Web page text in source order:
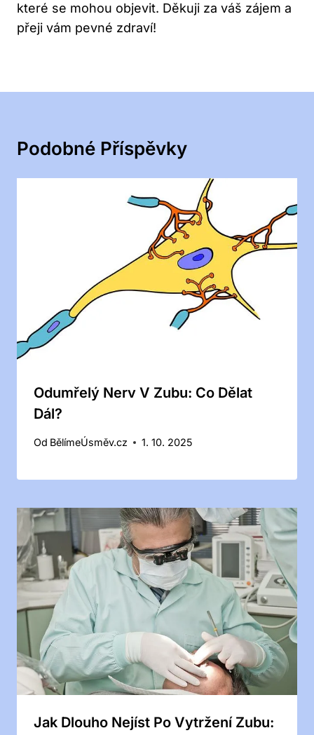
které se mohou objevit. Děkuji za váš zájem a
přeji vám pevné zdraví!
Podobné Příspěvky
Odumřelý Nerv V Zubu: Co Dělat
Dál?
Od BělímeÚsměv.cz 1. 10. 2025
Jak Dlouho Nejíst Po Vytržení Zubu: